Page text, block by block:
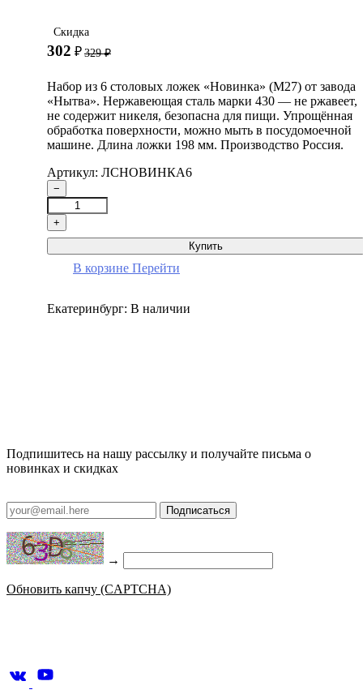
Скидка
302 ₽ 329 ₽
Набор из 6 столовых ложек «Новинка» (М27) от завода
«Нытва». Нержавеющая сталь марки 430 — не ржавеет,
не содержит никеля, безопасна для пищи. Упрощённая
обработка поверхности, можно мыть в посудомоечной
машине. Длина ложки 198 мм. Производство Россия.
Артикул: ЛСНОВИНКА6
−
+
Купить
В корзине Перейти
Екатеринбург: В наличии
Подпишитесь на нашу рассылку и получайте письма о
новинках и скидках
Подписаться
→
Обновить капчу (CAPTCHA)